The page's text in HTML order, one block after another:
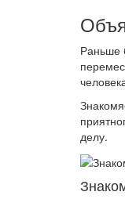
Раньше
делу.